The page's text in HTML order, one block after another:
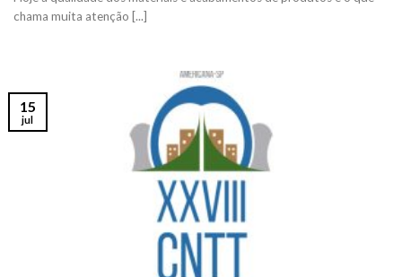
chama muita atenção [...]
15
jul